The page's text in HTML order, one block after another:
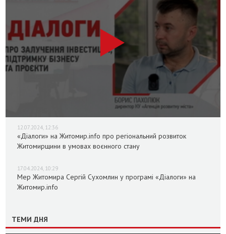
12.07.2024, 12:36
«Діалоги» на Житомир.info про регіональний розвиток
Житомирщини в умовах воєнного стану
17.04.2024, 10:29
Мер Житомира Сергій Сухомлин у програмі «Діалоги» на
Житомир.info
ТЕМИ ДНЯ